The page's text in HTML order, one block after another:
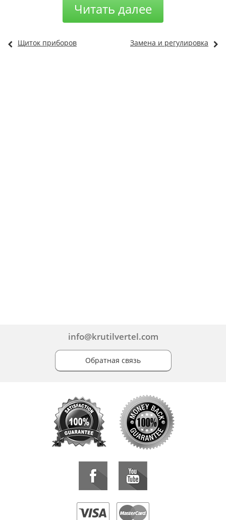
Читать далее
Щиток приборов Замена и регулировка
info@krutilvertel.com
Обратная связь